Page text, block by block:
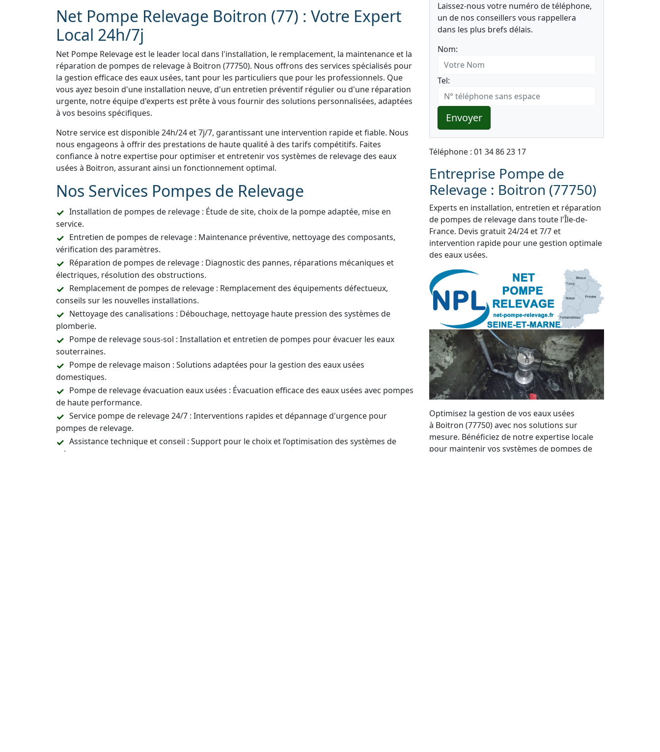
Net Pompe Relevage Boitron (77) : Votre Expert
Local 24h/7j
Net Pompe Relevage est le leader local dans l'installation, le remplacement, la maintenance et la
réparation de pompes de relevage à Boitron (77750). Nous offrons des services spécialisés pour
la gestion efficace des eaux usées, tant pour les particuliers que pour les professionnels. Que
vous ayez besoin d'une installation neuve, d'un entretien préventif régulier ou d'une réparation
urgente, notre équipe d'experts est prête à vous fournir des solutions personnalisées, adaptées
à vos besoins spécifiques.
Notre service est disponible 24h/24 et 7j/7, garantissant une intervention rapide et fiable. Nous
nous engageons à offrir des prestations de haute qualité à des tarifs compétitifs. Faites
confiance à notre expertise pour optimiser et entretenir vos systèmes de relevage des eaux
usées à Boitron, assurant ainsi un fonctionnement optimal.
Nos Services Pompes de Relevage
Installation de pompes de relevage : Étude de site, choix de la pompe adaptée, mise en
service.
Entretien de pompes de relevage : Maintenance préventive, nettoyage des composants,
vérification des paramètres.
Réparation de pompes de relevage : Diagnostic des pannes, réparations mécaniques et
électriques, résolution des obstructions.
Remplacement de pompes de relevage : Remplacement des équipements défectueux,
conseils sur les nouvelles installations.
Nettoyage des canalisations : Débouchage, nettoyage haute pression des systèmes de
plomberie.
Pompe de relevage sous-sol : Installation et entretien de pompes pour évacuer les eaux
souterraines.
Pompe de relevage maison : Solutions adaptées pour la gestion des eaux usées
domestiques.
Pompe de relevage évacuation eaux usées : Évacuation efficace des eaux usées avec pompes
de haute performance.
Service pompe de relevage 24/7 : Interventions rapides et dépannage d'urgence pour
pompes de relevage.
Assistance technique et conseil : Support pour le choix et l’optimisation des systèmes de
relevage.
Laissez-nous votre numéro de téléphone,
un de nos conseillers vous rappellera
dans les plus brefs délais.
Nom:
Tel:
Envoyer
Téléphone : 01 34 86 23 17
Entreprise Pompe de
Relevage : Boitron (77750)
Experts en installation, entretien et réparation
de pompes de relevage dans toute l'Île-de-
France. Devis gratuit 24/24 et 7/7 et
intervention rapide pour une gestion optimale
des eaux usées.
Optimisez la gestion de vos eaux usées
à Boitron (77750) avec nos solutions sur
mesure. Bénéficiez de notre expertise locale
pour maintenir vos systèmes de pompes de